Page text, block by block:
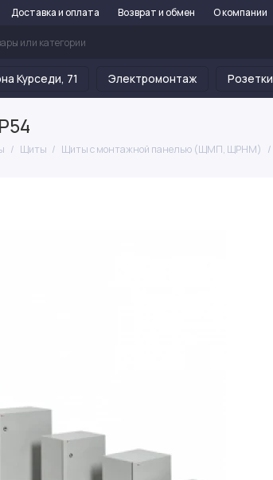
Доставка и оплата Возврат и обмен О компании
Курседи, 71 Электромонтаж Розетки
Щиты Щиты с монтажной панелью (ЩМП, ЩРНМ)